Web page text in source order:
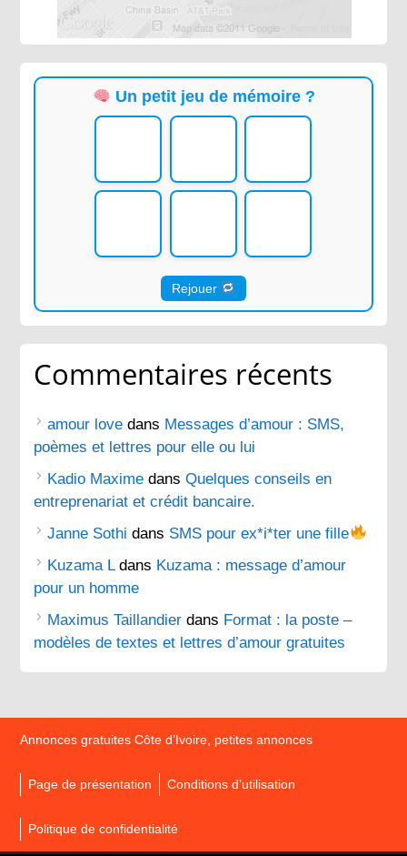
Un petit jeu de mémoire ?
Rejouer
Commentaires récents
amour love dans Messages d’amour : SMS,
poèmes et lettres pour elle ou lui
Kadio Maxime dansQuelques conseils en
entreprenariat et crédit bancaire.
Janne Sothi dans SMS pour ex*i*ter une fille
Kuzama Ldans Kuzama : message d’amour
pour un homme
Maximus Taillandier dans Format : la poste –
modèles de textes et lettres d’amour gratuites
Annonces gratuites Côte d’Ivoire, petites annonces
Page de présentation Conditions d’utilisation
Politique de confidentialité